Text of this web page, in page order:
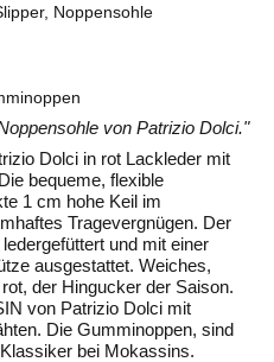
Noppensohle
von Patrizio Dolci."
Dolci in rot Lackleder mit
bequeme, flexible
1 cm hohe Keil im
Tragevergnügen. Der
und mit einer
ausgestattet. Weiches,
der Hingucker der Saison.
von Patrizio Dolci mit
Die Gumminoppen, sind
bei Mokassins.